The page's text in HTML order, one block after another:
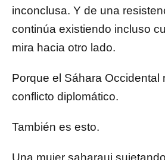
inconclusa. Y de una
continúa existiendo incluso
mira hacia otro lado.
Porque el Sáhara Occidental
conflicto diplomático.
También es esto.